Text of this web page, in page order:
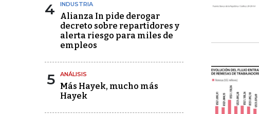
4 INDUSTRIA
Alianza In pide derogar
decreto sobre repartidores y
alerta riesgo para miles de
empleos
5 ANÁLISIS
Más Hayek, mucho más
Hayek